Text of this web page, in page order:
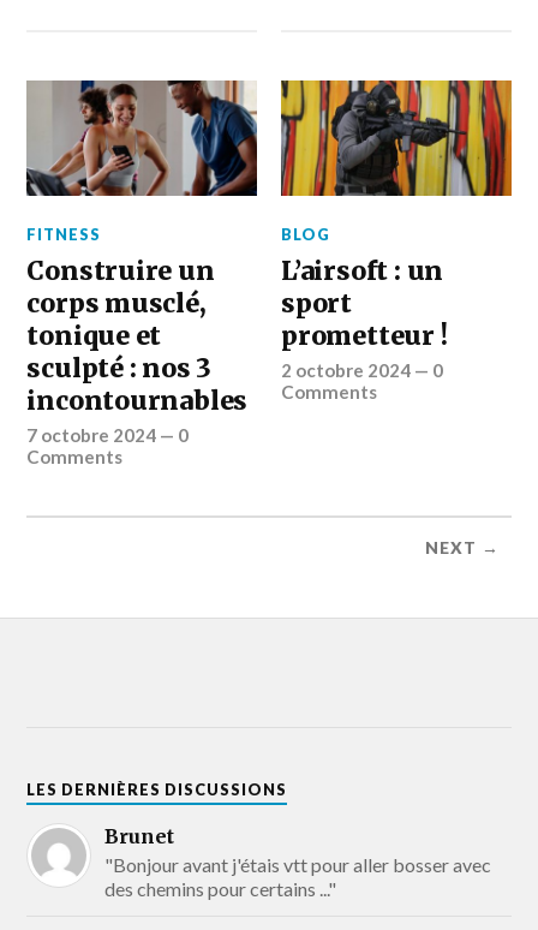
FITNESS
Construire un
corps musclé,
tonique et
sculpté : nos 3
incontournables
7 octobre 2024 — 0
Comments
BLOG
L’airsoft : un
sport
prometteur !
2 octobre 2024 — 0
Comments
NEXT →
LES DERNIÈRES DISCUSSIONS
Brunet
"Bonjour avant j'étais vtt pour aller bosser avec
des chemins pour certains ..."